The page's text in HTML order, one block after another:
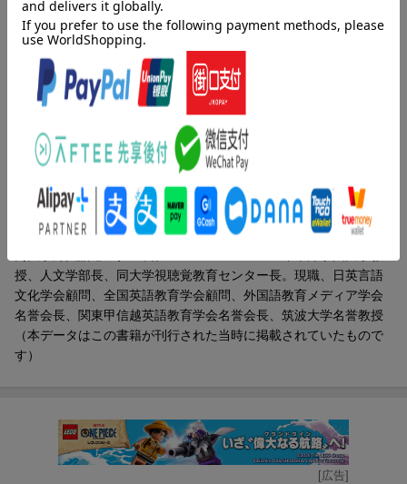
員の養成」を考える ほか）／第２部 私のテレビ批評（「セサ
ミストリート」の復活で思うこと／「サブリミナル効果」のこと
を考える／「人種差別」について考えること／「スポーツ放送と
音」のこと ほか）
著者情報（「BOOK」データベースより）
浅野博（アサノヒロシ）
１９５１年東京高等師範学校（筑波大学の前身）英文科卒。１９
５１〜１９６４年神奈川県立川崎高校、東京学芸大学附属高校、
東京教育大学附属中学校教諭。１９６５〜１９７４年東京電機大
学講師、助教授。１９７４〜１９９５年筑波大学助教授、教授、
授、人文学部長、同大学視聴覚教育センター長。現職、日英言語
文化学会顧問、全国英語教育学会顧問、外国語教育メディア学会
名誉会長、関東甲信越英語教育学会名誉会長、筑波大学名誉教授
（本データはこの書籍が刊行された当時に掲載されていたもので
す）
[広告]